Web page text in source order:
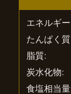
エネルギー
たんぱく質
脂質
炭水化物
食塩相当量